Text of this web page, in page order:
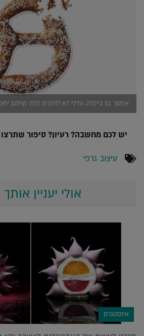
אפשר גם בייגלה, עדיף לא להכניס לפה (צילום
יש לכם מחשבה? רעיון? סיפור שתרצו
עיצוב גרפי
אולי יעניין
אינסטגרם